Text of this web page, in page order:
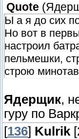
Quote (
Ы а я до сих
Но вот в
настроил
пельмешки,
строю
Ядерщик,
гуру по
[136] Kulrik